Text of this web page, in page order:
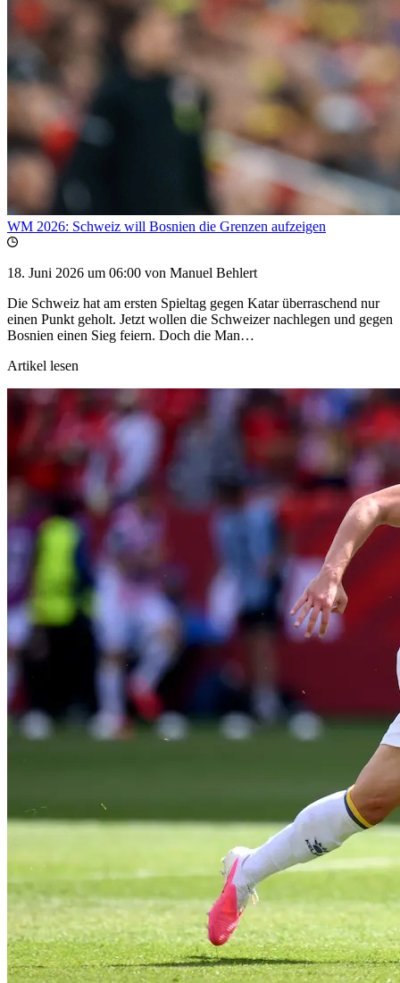
WM 2026: Schweiz will Bosnien die Grenzen aufzeigen
18. Juni 2026 um 06:00 von Manuel Behlert
Die Schweiz hat am ersten Spieltag gegen Katar überraschend nur
einen Punkt geholt. Jetzt wollen die Schweizer nachlegen und gegen
Bosnien einen Sieg feiern. Doch die Man…
Artikel lesen